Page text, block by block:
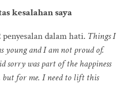
kesalahan saya
dalam hati. Things I
young and I am not proud of.
sorry was part of the happiness
for me. I need to lift this